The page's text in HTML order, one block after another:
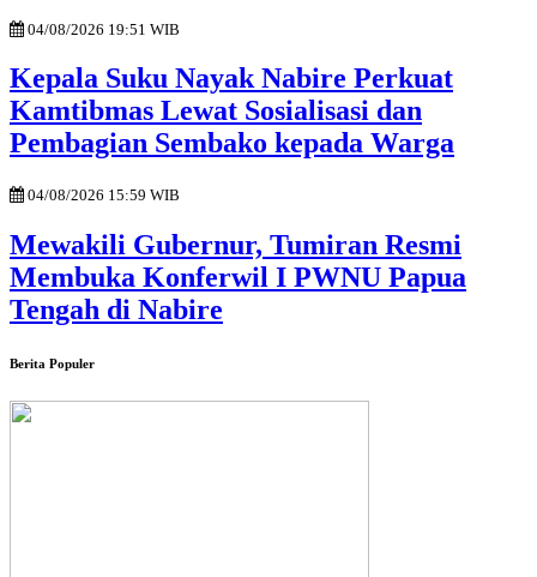
04/08/2026 19:51 WIB
Kepala Suku Nayak Nabire Perkuat
Kamtibmas Lewat Sosialisasi dan
Pembagian Sembako kepada Warga
04/08/2026 15:59 WIB
Mewakili Gubernur, Tumiran Resmi
Membuka Konferwil I PWNU Papua
Tengah di Nabire
Berita Populer